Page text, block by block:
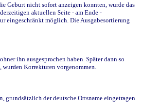
Geburt nicht sofort anzeigen konnten, wurde das
aktuellen Seite - am Ende -
eingeschränkt möglich. Die Ausgabesortierung
ihn ausgesprochen haben. Später dann so
Korrekturen vorgenommen.
der deutsche Ortsname eingetragen.